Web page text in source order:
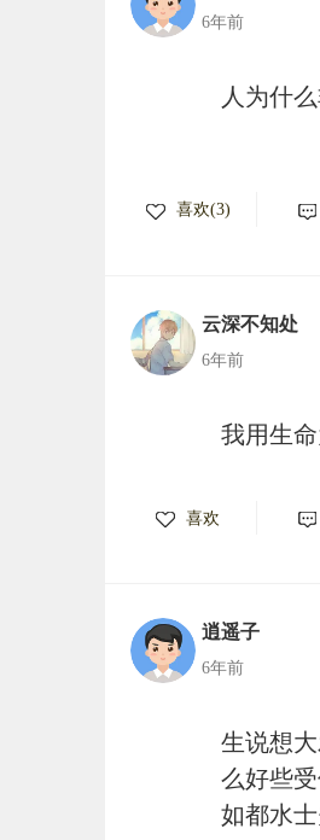
6年前
人为什
喜欢(3)
云深不知处
6年前
我用生
喜欢
逍遥子
6年前
生说想
么好些
如都水士